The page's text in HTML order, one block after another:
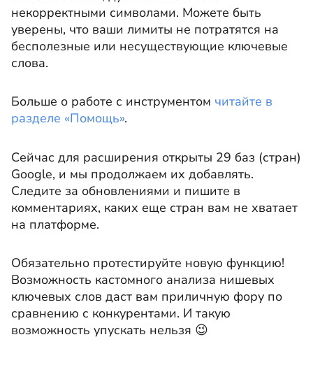
некорректными символами. Можете быть
уверены, что ваши лимиты не потратятся на
бесполезные или несуществующие ключевые
слова.
Больше о работе с инструментом читайте в
разделе «Помощь».
Сейчас для расширения открыты 29 баз (стран)
Google, и мы продолжаем их добавлять.
Следите за обновлениями и пишите в
комментариях, каких еще стран вам не хватает
на платформе.
Обязательно протестируйте новую функцию!
Возможность кастомного анализа нишевых
ключевых слов даст вам приличную фору по
сравнению с конкурентами. И такую
возможность упускать нельзя 😉